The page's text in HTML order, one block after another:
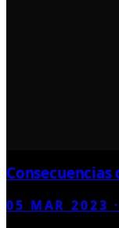
05 MAR 2023